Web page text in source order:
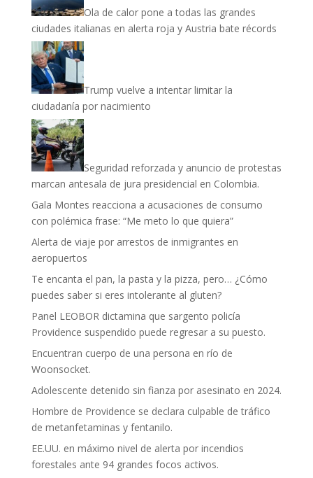
Ola de calor pone a todas las grandes
ciudades italianas en alerta roja y Austria bate récords
Trump vuelve a intentar limitar la
ciudadanía por nacimiento
Seguridad reforzada y anuncio de protestas
marcan antesala de jura presidencial en Colombia.
Gala Montes reacciona a acusaciones de consumo
con polémica frase: “Me meto lo que quiera”
Alerta de viaje por arrestos de inmigrantes en
aeropuertos
Te encanta el pan, la pasta y la pizza, pero… ¿Cómo
puedes saber si eres intolerante al gluten?
Panel LEOBOR dictamina que sargento policía
Providence suspendido puede regresar a su puesto.
Encuentran cuerpo de una persona en río de
Woonsocket.
Adolescente detenido sin fianza por asesinato en 2024.
Hombre de Providence se declara culpable de tráfico
de metanfetaminas y fentanilo.
EE.UU. en máximo nivel de alerta por incendios
forestales ante 94 grandes focos activos.